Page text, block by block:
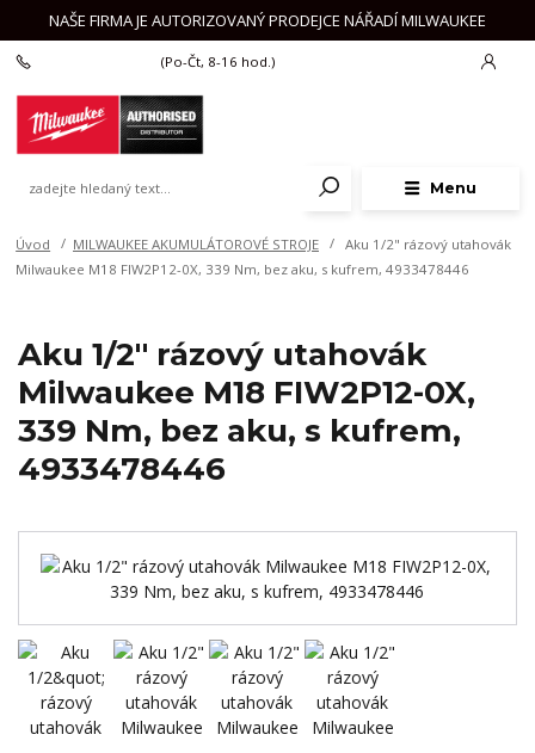
NAŠE FIRMA JE AUTORIZOVANÝ PRODEJCE NÁŘADÍ MILWAUKEE
Menu
(Po-Čt, 8-16 hod.)
Úvod MILWAUKEE AKUMULÁTOROVÉ STROJE
Aku 1/2" rázový utahovák
Milwaukee M18 FIW2P12-0X, 339 Nm, bez aku, s kufrem, 4933478446
Aku 1/2" rázový utahovák
Milwaukee M18 FIW2P12-0X,
339 Nm, bez aku, s kufrem,
4933478446